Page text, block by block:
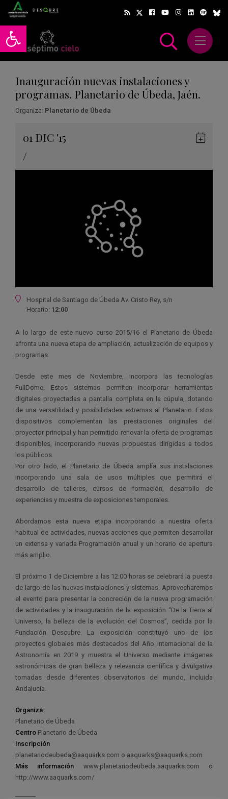
Abrir barra de herramientas
Abrir
Inauguración nuevas instalaciones y
programas. Planetario de Úbeda, Jaén.
Organiza: Planetario de Úbeda
01 DIC '15
/
Ubicación
Hospital de Santiago de Úbeda Av. Cristo Rey, s/n
Horario: 12:00
A lo largo de este nuevo curso 2015/16 el Planetario de Úbeda
afronta una nueva etapa de ampliación, actualización de equipos y
programas.
Desde este mes de Noviembre, incorpora las tecnologías
FullDome. Estos sistemas permiten incorporar herramientas
digitales proyectadas a pantalla completa en la cúpula, dotando
de una versatilidad y posibilidades extremas al Planetario. Estos
dispositivos complementan las prestaciones originales del
proyector principal y han permitido renovar la oferta de programas
disponibles, incorporando nuevas propuestas dirigidas a todos
los públicos.
Por otro lado, el Planetario de Úbeda amplía sus instalaciones
incorporando una sala de usos múltiples que permitirá el
desarrollo de talleres, cursos de formación, desarrollo de
experiencias y muestra de exposiciones temporales.
Abordamos esta nueva etapa incorporando a nuestra oferta
habitual de actividades, nuevas acciones que permiten desarrollar
un extensa y variada Programación anual y un horario de apertura
más amplio.
El próximo 1 de Diciembre a las 12:00 horas se celebrará la puesta
de largo de las nuevas instalaciones y sistemas. Aprovecharemos
el evento para presentar la concreción de la nueva programación
de actividades y la inauguración de la exposición “De la Tierra al
Universo, la belleza de la evolución del Cosmos”, cedida por la
Fundación Descubre. La exposición constituyó uno de los
proyectos globales más destacados del Año Internacional de la
Astronomía en 2019 y muestra el Universo mediante imágenes
astronómicas de gran belleza y relevancia científica y divulgativa
tomadas desde diferentes observatorios del mundo, incluida
Andalucía.
Organiza
Planetario de Úbeda
Centro Planetario de Úbeda
Inscripción
planetariodeubeda@aaquarks.com o aaquarks@aaquarks.com
Más información www.planetariodeubeda.aaquarks.com o
http://www.aaquarks.com/